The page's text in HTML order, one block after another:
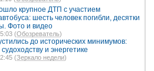
крупное ДТП с участием
шесть человек погибли, десятки
Фото и видео
(Обозреватель)
до исторических минимумов:
и энергетике
(Зеркало недели)